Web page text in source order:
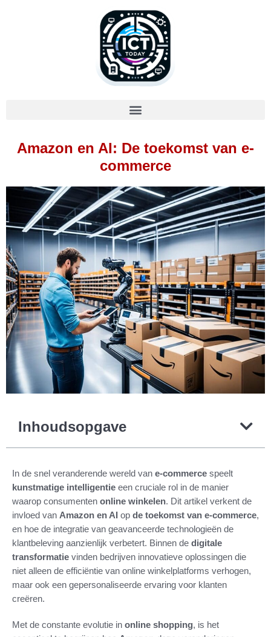
Amazon en AI: De toekomst van e-
commerce
Inhoudsopgave
In de snel veranderende wereld van e-commerce speelt
kunstmatige intelligentie een cruciale rol in de manier
waarop consumenten online winkelen. Dit artikel verkent de
invloed van Amazon en AI op de toekomst van e-commerce,
en hoe de integratie van geavanceerde technologieën de
klantbeleving aanzienlijk verbetert. Binnen de digitale
transformatie vinden bedrijven innovatieve oplossingen die
niet alleen de efficiëntie van online winkelplatforms verhogen,
maar ook een gepersonaliseerde ervaring voor klanten
creëren.
Met de constante evolutie in online shopping, is het